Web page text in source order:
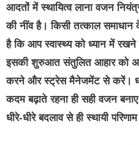
आदतों में स्थायित्वलाना वजन
की नींव है। किसी तत्काल
है कि आप स्वास्थ्य को ध्यान में रखने
इसकी शुरुआत संतुलित आहार को
करने और स्ट्रेस मैनेजमेंट से करें।
कदम बढ़ाते रहना ही सही वजन
धीरे-धीरे बदलाव से ही स्थायी